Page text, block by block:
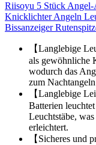
Riisoyu 5 Stück
Knicklichter Angeln
Bissanzeiger
【Langlebige
als gewöhnliche
wodurch das
zum
【Langlebige
Batterien
Leuchtstäbe,
erleichtert.
【Sicheres und